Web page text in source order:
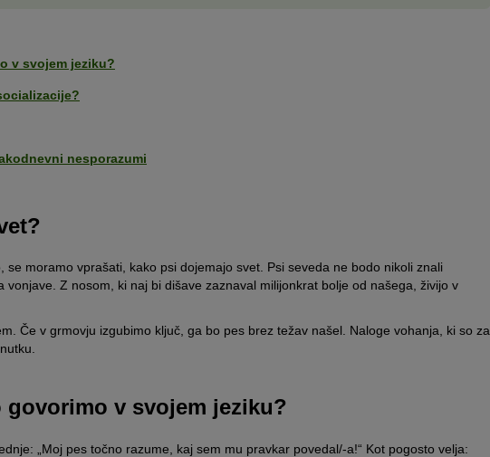
v svojem jeziku?
nesporazumi
se moramo vprašati, kako psi dojemajo svet. Psi seveda ne bodo nikoli znali
vonjave. Z nosom, ki naj bi dišave zaznaval milijonkrat bolje od našega, živijo v
Če v grmovju izgubimo ključ, ga bo pes brez težav našel. Naloge vohanja, ki so za
govorimo v svojem jeziku?
„Moj pes točno razume, kaj sem mu pravkar povedal/-a!“ Kot pogosto velja: